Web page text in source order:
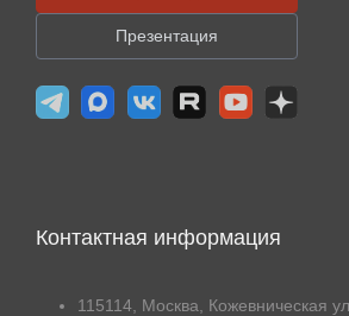
Презентация
Контактная информация
115114, Москва, Кожевническая